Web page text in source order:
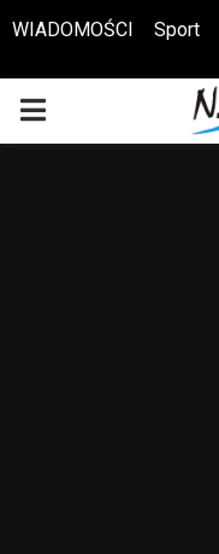
Otwórz pasek narzędzi
WIADOMOŚCI Sport
PRIMARY